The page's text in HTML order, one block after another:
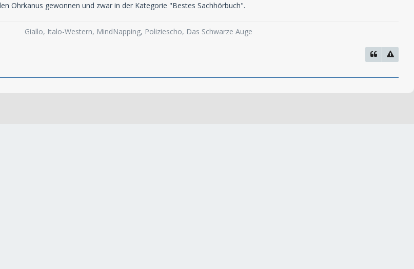
Ohrkanus gewonnen und zwar in der Kategorie "Bestes Sachhörbuch".
Giallo, Italo-Western, MindNapping, Poliziescho, Das Schwarze Auge